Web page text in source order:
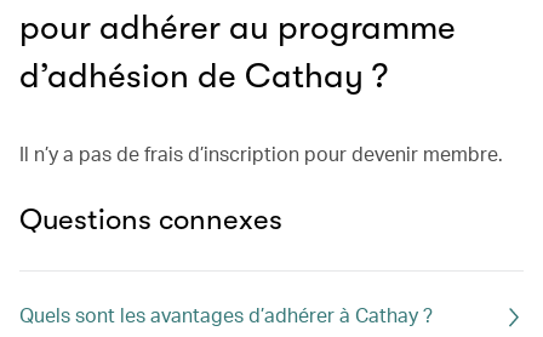
pour adhérer au programme
d’adhésion de Cathay ?
Il n’y a pas de frais d’inscription pour devenir membre.
Questions connexes
Quels sont les avantages d’adhérer à Cathay ?